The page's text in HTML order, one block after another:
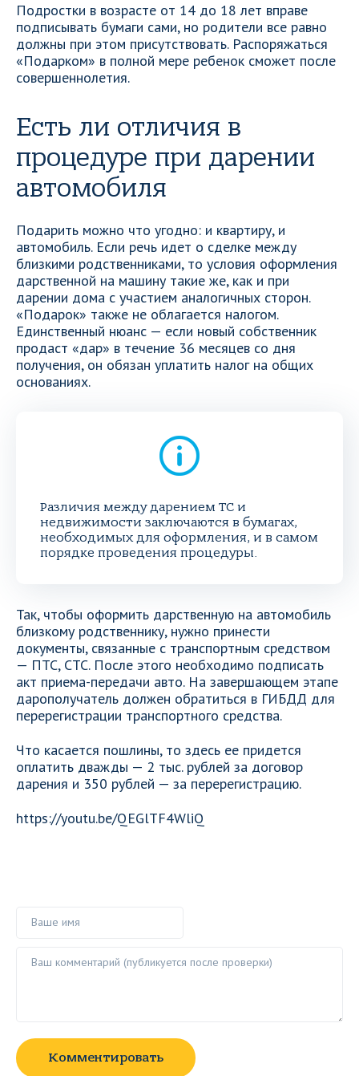
Подростки в возрасте от 14 до 18 лет вправе
подписывать бумаги сами, но родители все равно
должны при этом присутствовать. Распоряжаться
«Подарком» в полной мере ребенок сможет после
совершеннолетия.
Есть ли отличия в
процедуре при дарении
автомобиля
Подарить можно что угодно: и квартиру, и
автомобиль. Если речь идет о сделке между
близкими родственниками, то условия оформления
дарственной на машину такие же, как и при
дарении дома с участием аналогичных сторон.
«Подарок» также не облагается налогом.
Единственный нюанс — если новый собственник
продаст «дар» в течение 36 месяцев со дня
получения, он обязан уплатить налог на общих
основаниях.
Различия между дарением ТС и
недвижимости заключаются в бумагах,
необходимых для оформления, и в самом
порядке проведения процедуры.
Так, чтобы оформить дарственную на автомобиль
близкому родственнику, нужно принести
документы, связанные с транспортным средством
— ПТС, СТС. После этого необходимо подписать
акт приема-передачи авто. На завершающем этапе
дарополучатель должен обратиться в ГИБДД для
перерегистрации транспортного средства.
Что касается пошлины, то здесь ее придется
оплатить дважды — 2 тыс. рублей за договор
дарения и 350 рублей — за перерегистрацию.
https://youtu.be/QEGlTF4WliQ
Комментировать